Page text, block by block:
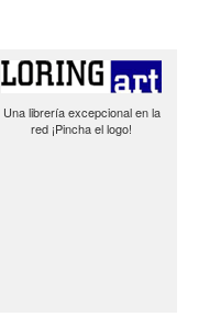
Una librería excepcional en la
red ¡Pincha el logo!